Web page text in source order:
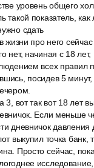
уровень общего
такой показатель,
сдать
жизни про него
нет, начиная с 18
всех правил
посидев 5
3, вот так вот 18 лет
Если меньше
дневничок
выкупил точка
Просто сейчас,